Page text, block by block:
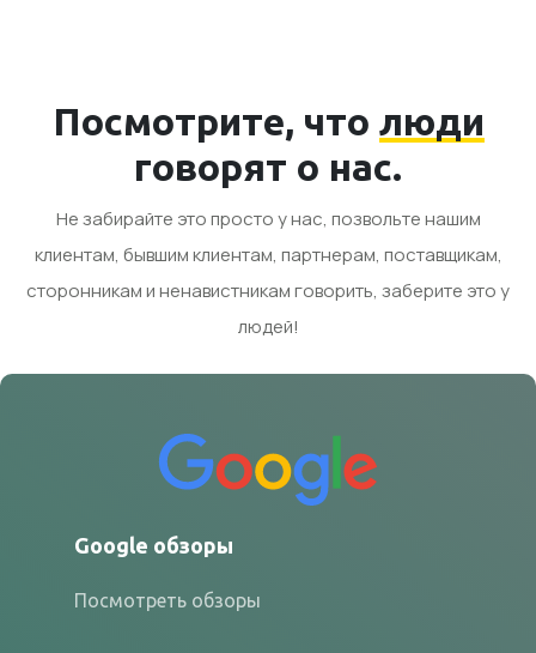
Посмотрите, что люди
говорят о нас.
Не забирайте это просто у нас, позвольте нашим
клиентам, бывшим клиентам, партнерам, поставщикам,
сторонникам и ненавистникам говорить, заберите это у
людей!
Google обзоры
Посмотреть обзоры